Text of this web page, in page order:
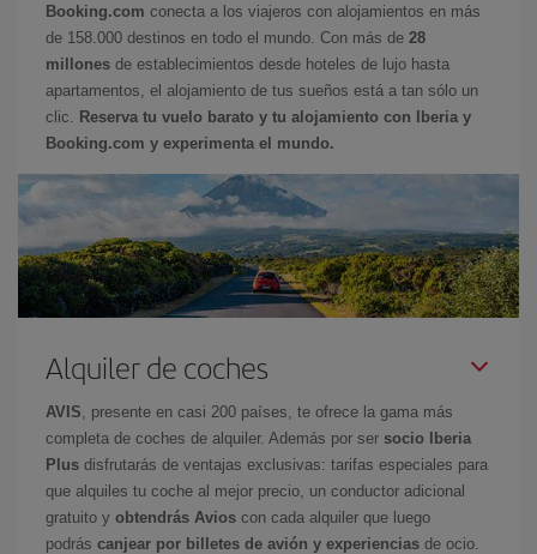
Booking.com conecta a los viajeros con alojamientos en más
de 158.000 destinos en todo el mundo. Con más de 28
millones de establecimientos desde hoteles de lujo hasta
apartamentos, el alojamiento de tus sueños está a tan sólo un
clic.
Reserva tu vuelo barato y tu alojamiento con Iberia y
Booking.com y experimenta el mundo.
Alquiler de coches
AVIS , presente en casi 200 países, te ofrece la gama más
completa de coches de alquiler. Además por ser socio Iberia
Plus disfrutarás de ventajas exclusivas: tarifas especiales para
que alquiles tu coche al mejor precio, un conductor adicional
gratuito y obtendrás Avios con cada alquiler que luego
podrás canjear por billetes de avión y experiencias de ocio.